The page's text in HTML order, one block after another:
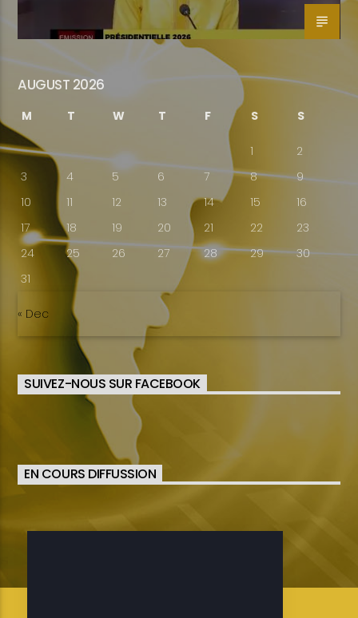
AUGUST 2026
M T W T F S S
1
2
3
4 5 6 7 8
9
10
11 12 13 14 15
16
17
18 19 20 21 22
23
24
25 26 27 28 29
30
31
« Dec
SUIVEZ-NOUS SUR FACEBOOK
EN COURS DIFFUSSION